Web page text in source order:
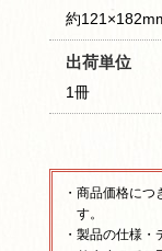
約
出荷単位
1冊
・商品価格に
す。
・製品の仕様